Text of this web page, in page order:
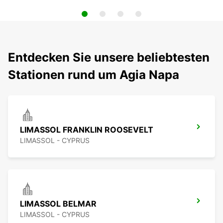
Entdecken Sie unsere beliebtesten
Stationen rund um Agia Napa
LIMASSOL FRANKLIN ROOSEVELT
LIMASSOL - CYPRUS
LIMASSOL BELMAR
LIMASSOL - CYPRUS